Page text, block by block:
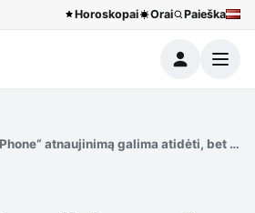
Horoskopai Orai Paieška
Meniu
atnaujinimą galima atidėti, bet